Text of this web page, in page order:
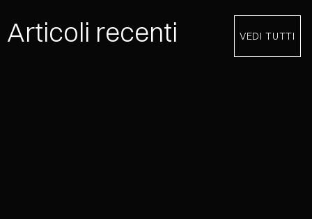
Articoli recenti VEDI TUTTI